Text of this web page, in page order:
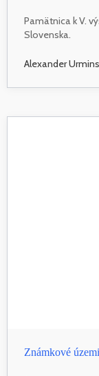
Pamätnica k V.
Slovenska.
Alexander
Známkové